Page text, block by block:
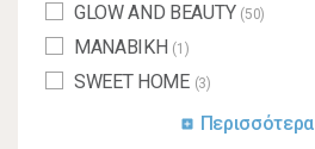
GLOW AND BEAUTY (50)
MANABIKH (1)
SWEET HOME (3)
add_box Περισσότερα